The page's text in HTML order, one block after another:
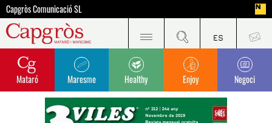
Capgròs Comunicació SL
Mataró Maresme Healthy Enjoy Negoci